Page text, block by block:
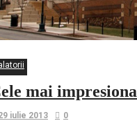
mai
iulie 2013 0